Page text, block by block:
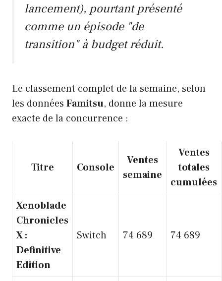
lancement), pourtant présenté
comme un épisode "de
transition" à budget réduit.
Le classement complet de la semaine, selon
les données Famitsu, donne la mesure
exacte de la concurrence :
Titre Console
Ventes
semaine
Ventes
totales
cumulées
Xenoblade
Chronicles
X :
Definitive
Edition
Switch 74 689 74 689